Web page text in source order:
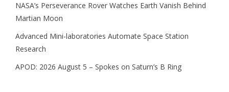
NASA’s Perseverance Rover Watches Earth Vanish Behind
Martian Moon
Advanced Mini-laboratories Automate Space Station
Research
APOD: 2026 August 5 – Spokes on Saturn’s B Ring